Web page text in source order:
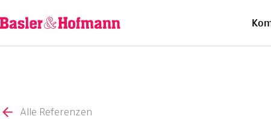
Alle Referenzen